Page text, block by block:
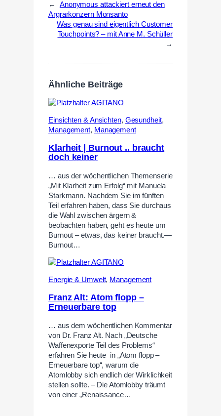
←
Anonymous attackiert erneut den
Argrarkonzern Monsanto
Was genau sind eigentlich Customer
Touchpoints? – mit Anne M. Schüller
→
Ähnliche Beiträge
Einsichten & Ansichten, Gesundheit,
Management, Management
Klarheit | Burnout .. braucht
doch keiner
… aus der wöchentlichen Themenserie
„Mit Klarheit zum Erfolg“ mit Manuela
Starkmann. Nachdem Sie im fünften
Teil erfahren haben, dass Sie durchaus
die Wahl zwischen ärgern &
beobachten haben, geht es heute um
Burnout – etwas, das keiner braucht.—
Burnout…
Energie & Umwelt, Management
Franz Alt: Atom flopp –
Erneuerbare top
… aus dem wöchentlichen Kommentar
von Dr. Franz Alt. Nach „Deutsche
Waffenexporte Teil des Problems“
erfahren Sie heute in „Atom flopp –
Erneuerbare top“, warum die
Atomlobby sich endlich der Wirklichkeit
stellen sollte. – Die Atomlobby träumt
von einer „Renaissance…